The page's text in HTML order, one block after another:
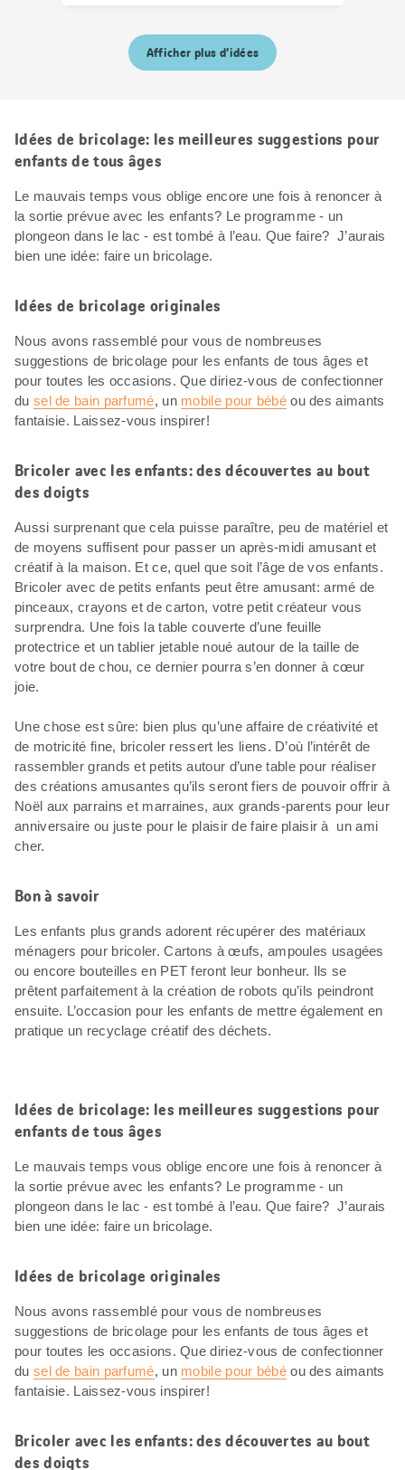
Afficher plus d’idées
Idées de bricolage: les meilleures suggestions pour
enfants de tous âges
Le mauvais temps vous oblige encore une fois à renoncer à
la sortie prévue avec les enfants? Le programme - un
plongeon dans le lac - est tombé à l’eau. Que faire? J’aurais
bien une idée: faire un bricolage.
Idées de bricolage originales
Nous avons rassemblé pour vous de nombreuses
suggestions de bricolage pour les enfants de tous âges et
pour toutes les occasions. Que diriez-vous de confectionner
du sel de bain parfumé, un mobile pour bébéou des aimants
fantaisie. Laissez-vous inspirer!
Bricoler avec les enfants: des découvertes au bout
des doigts
Aussi surprenant que cela puisse paraître, peu de matériel et
de moyens suffisent pour passer un après-midi amusant et
créatif à la maison. Et ce, quel que soit l’âge de vos enfants.
Bricoler avec de petits enfants peut être amusant: armé de
pinceaux, crayons et de carton, votre petit créateur vous
surprendra. Une fois la table couverte d’une feuille
protectrice et un tablier jetable noué autour de la taille de
votre bout de chou, ce dernier pourra s’en donner à cœur
joie.
Une chose est sûre: bien plus qu’une affaire de créativité et
de motricité fine, bricoler ressert les liens. D’où l’intérêt de
rassembler grands et petits autour d’une table pour réaliser
des créations amusantes qu’ils seront fiers de pouvoir offrir à
Noël aux parrains et marraines, aux grands-parents pour leur
anniversaire ou juste pour le plaisir de faire plaisir à un ami
cher.
Bon à savoir
Les enfants plus grands adorent récupérer des matériaux
ménagers pour bricoler. Cartons à œufs, ampoules usagées
ou encore bouteilles en PET feront leur bonheur. Ils se
prêtent parfaitement à la création de robots qu’ils peindront
ensuite. L’occasion pour les enfants de mettre également en
pratique un recyclage créatif des déchets.
Idées de bricolage: les meilleures suggestions pour
enfants de tous âges
Le mauvais temps vous oblige encore une fois à renoncer à
la sortie prévue avec les enfants? Le programme - un
plongeon dans le lac - est tombé à l’eau. Que faire? J’aurais
bien une idée: faire un bricolage.
Idées de bricolage originales
Nous avons rassemblé pour vous de nombreuses
suggestions de bricolage pour les enfants de tous âges et
pour toutes les occasions. Que diriez-vous de confectionner
du sel de bain parfumé, un mobile pour bébéou des aimants
fantaisie. Laissez-vous inspirer!
Bricoler avec les enfants: des découvertes au bout
des doigts